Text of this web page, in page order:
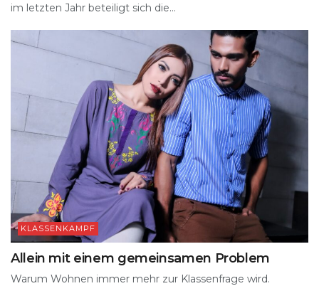
im letzten Jahr beteiligt sich die...
KLASSENKAMPF
Allein mit einem gemeinsamen Problem
Warum Wohnen immer mehr zur Klassenfrage wird.